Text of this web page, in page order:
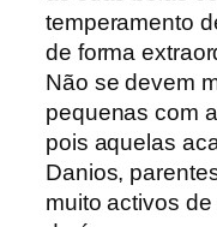
temperamento
de forma
Não se devem
pequenas com
pois aquelas
Danios,
muito activos